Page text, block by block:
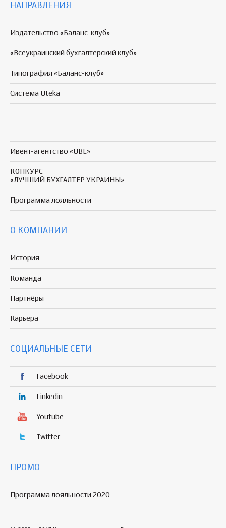
НАПРАВЛЕНИЯ
Издательство «Баланс-клуб»
«Всеукраинский бухгалтерский клуб»
Типография «Баланс-клуб»
Система Uteka
Ивент-агентство «UBE»
КОНКУРС
«ЛУЧШИЙ БУХГАЛТЕР УКРАИНЫ»
Программа лояльности
О КОМПАНИИ
История
Команда
Партнёры
Карьера
СОЦИАЛЬНЫЕ СЕТИ
Facebook
Linkedin
Youtube
Twitter
ПРОМО
Программа лояльности 2020